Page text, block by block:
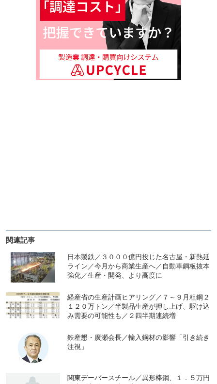
関連記事
日本製鉄／３０００億円投じた名古屋・新熱延
ライン／今月から商業生産へ／自動車鋼板抜本
強化／生産・開発、より高度に
経産省の生産計画ヒアリング／７～９月粗鋼２
１２０万トン／半製品生産が押し上げ、駆け込
み需要の可能性も／２四半期連続増
鉄産懇・廣瀬会長／輸入鋼材の影響「引き続き
注視」
関東デーバースチール／異形棒鋼、１．５万円